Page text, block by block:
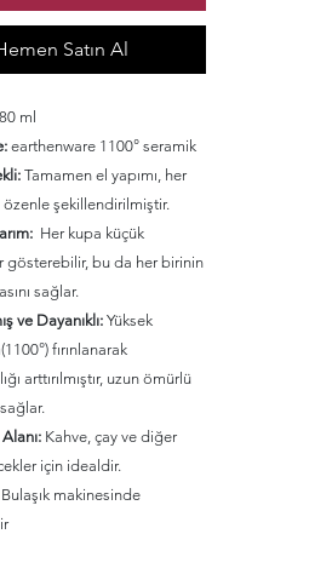
Satın Al
ml
earthenware 1100° seramik
Tamamen el yapımı, her
özenle şekillendirilmiştir.
Her kupa küçük
gösterebilir, bu da her birinin
sağlar.
ve Dayanıklı:Yüksek
fırınlanarak
arttırılmıştır, uzun ömürlü
Kahve, çay ve diğer
için idealdir.
Bulaşık makinesinde